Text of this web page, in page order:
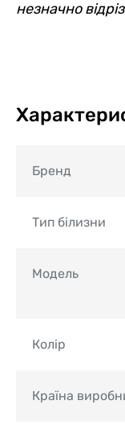
незначно
Бренд
Тип білизни
Модель
Колір
Країна